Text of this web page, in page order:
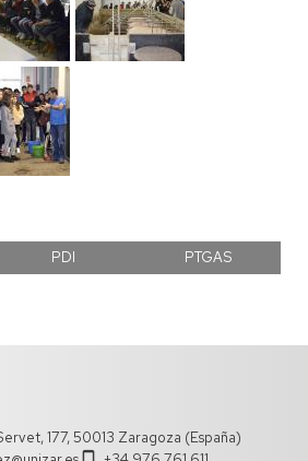
PDI PTGAS
177, 50013 Zaragoza (España)